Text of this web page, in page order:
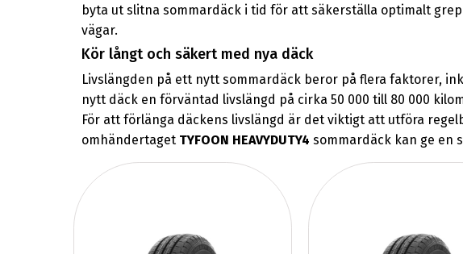
byta ut slitna sommardäck i tid för att säkerställa optimalt
vägar.
Kör långt och säkert med nya däck
Livslängden på ett nytt sommardäck beror på flera faktorer,
nytt däck en förväntad livslängd på cirka 50 000 till 80 000
För att förlänga däckens livslängd är det viktigt att utföra
omhändertaget TYFOON HEAVYDUTY4 sommardäck kan ge en